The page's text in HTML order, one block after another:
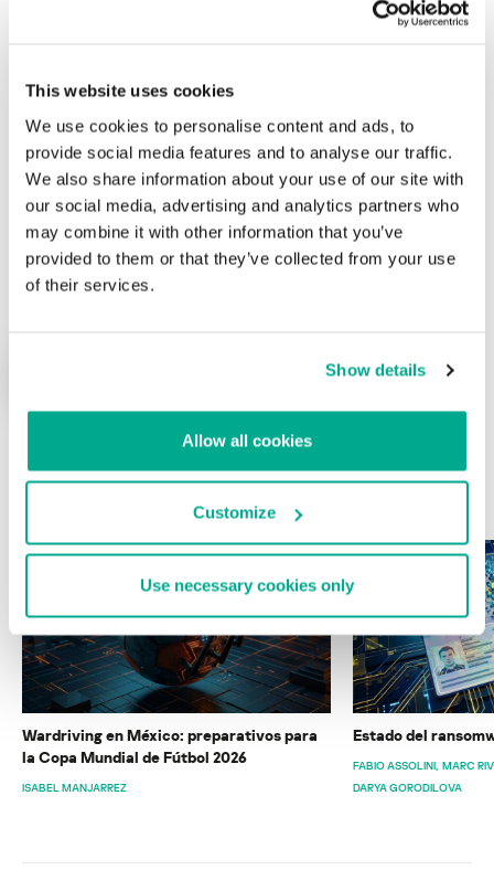
This website uses cookies
We use cookies to personalise content and ads, to
provide social media features and to analyse our traffic.
We also share information about your use of our site with
our social media, advertising and analytics partners who
may combine it with other information that you’ve
provided to them or that they’ve collected from your use
of their services.
Show details
Allow all cookies
Customize
Use necessary cookies only
campos obligatorios están marcados con
Nombre* Correo electrónico*
ÚLTIMAS PUBLICACIONES
Wardriving en México: preparativos para
la Copa Mundial de Fútbol 2026
ISABEL MANJARREZ
Estado del
FABIO ASSOLINI MARC
DARYA GORODILOVA